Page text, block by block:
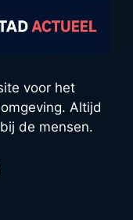
voor het
Altijd
de mensen.